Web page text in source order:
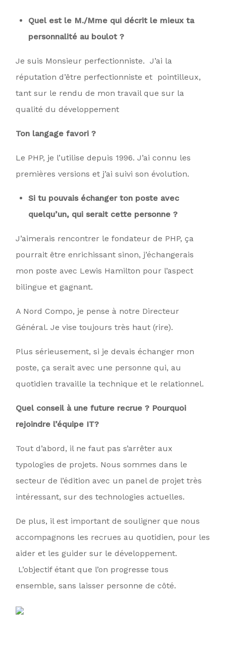
Quel est le M./Mme qui décrit le mieux ta
personnalité au boulot ?
Je suis Monsieur perfectionniste. J’ai la
réputation d’être perfectionniste et pointilleux,
tant sur le rendu de mon travail que sur la
qualité du développement
Ton langage favori ?
Le PHP, je l’utilise depuis 1996. J’ai connu les
premières versions et j’ai suivi son évolution.
Si tu pouvais échanger ton poste avec
quelqu’un, qui serait cette personne ?
J’aimerais rencontrer le fondateur de PHP, ça
pourrait être enrichissant sinon, j’échangerais
mon poste avec Lewis Hamilton pour l’aspect
bilingue et gagnant.
A Nord Compo, je pense à notre Directeur
Général. Je vise toujours très haut (rire).
Plus sérieusement, si je devais échanger mon
poste, ça serait avec une personne qui, au
quotidien travaille la technique et le relationnel.
Quel conseil à une future recrue ? Pourquoi
rejoindre l’équipe IT?
Tout d’abord, il ne faut pas s’arrêter aux
typologies de projets. Nous sommes dans le
secteur de l’édition avec un panel de projet très
intéressant, sur des technologies actuelles.
De plus, il est important de souligner que nous
accompagnons les recrues au quotidien, pour les
aider et les guider sur le développement.
L’objectif étant que l’on progresse tous
ensemble, sans laisser personne de côté.